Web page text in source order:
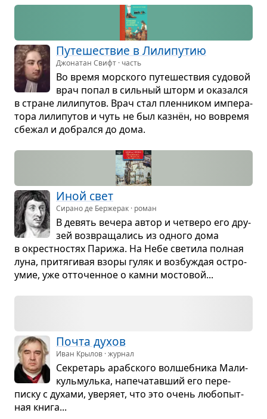
Путе­ше­ствие в Лили­пу­тию
Джонатан Свифт · часть
Во время мор­ского путе­ше­ствия судо­вой
врач попал в силь­ный шторм и ока­зался
в стране лили­пу­тов. Врач стал плен­ни­ком импе­ра­
тора лили­пу­тов и чуть не был казнён, но вовремя
сбе­жал и добрался до дома.
Иной свет
Сирано де Бержерак · роман
В девять вечера автор и чет­веро его дру­
зей воз­вра­ща­лись из одного дома
в окрест­но­стях Парижа. На Небе све­тила пол­ная
луна, при­тя­ги­вая взоры гуляк и воз­бу­ждая остро­
умие, уже отто­чен­ное о камни мосто­вой...
Почта духов
Иван Крылов · журнал
Секре­тарь араб­ского вол­шеб­ника Мали­
куль­мулька, напе­ча­тав­ший его пере­
писку с духами, уве­ряет, что это очень любо­пыт­
ная книга...